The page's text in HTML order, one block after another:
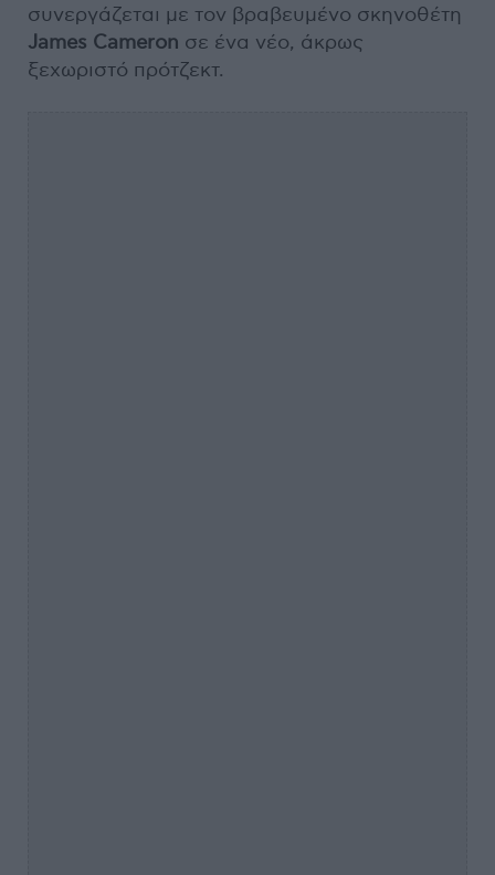
συνεργάζεται με τον βραβευμένο σκηνοθέτη
James Cameron σε ένα νέο, άκρως
ξεχωριστό πρότζεκτ.